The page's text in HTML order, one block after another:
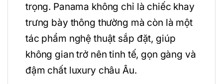
trọng. Panama không chỉ là chiếc khay
trưng bày thông thường mà còn là một
tác phẩm nghệ thuật sắp đặt, giúp
không gian trở nên tinh tế, gọn gàng và
đậm chất luxury châu Âu.